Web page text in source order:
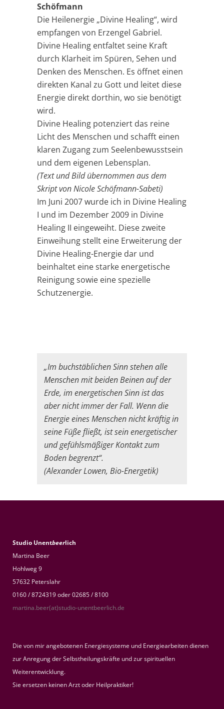
Schöfmann
Die Heilenergie „Divine Healing“, wird
empfangen von Erzengel Gabriel.
Divine Healing entfaltet seine Kraft
durch Klarheit im Spüren, Sehen und
Denken des Menschen. Es öffnet einen
direkten Kanal zu Gott und leitet diese
Energie direkt dorthin, wo sie benötigt
wird.
Divine Healing potenziert das reine
Licht des Menschen und schafft einen
klaren Zugang zum Seelenbewusstsein
und dem eigenen Lebensplan.
(Text und Bild übernommen aus dem
Skript von Nicole Schöfmann-Sabeti)
Im Juni 2007 wurde ich in Divine Healing
I und im Dezember 2009 in Divine
Healing II eingeweiht. Diese zweite
Einweihung stellt eine Erweiterung der
Divine Healing-Energie dar und
beinhaltet eine starke energetische
Reinigung sowie eine spezielle
Schutzenergie.
„Im buchstäblichen Sinn stehen alle
Menschen mit beiden Beinen auf der
Erde, im energetischen Sinn ist das
aber nicht immer der Fall. Wenn die
Energie eines Menschen nicht kräftig in
seine Füße fließt, ist sein energetischer
und gefühlsmäßiger Kontakt zum
Boden begrenzt“.
(Alexander Lowen, Bio-Energetik)
Studio Unentbeerlich
Martina Beer
Hohlweg 9
57632 Peterslahr
0160 / 8724319 oder 02685 / 8100
martina.beer(at)studio-unentbeerlich.de
Die von mir angebotenen Energiesysteme und Energiearbeiten dienen
zur Anregung der Selbstheilungskräfte und zur spirituellen
Weiterentwicklung.
Sie ersetzen keinen Arzt oder Heilpraktiker!